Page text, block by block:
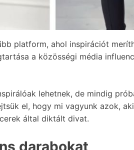
platform, ahol inspirációt
a közösségi média
lehetnek, de mindig
el, hogy mi vagyunk azok,
által diktált divat.